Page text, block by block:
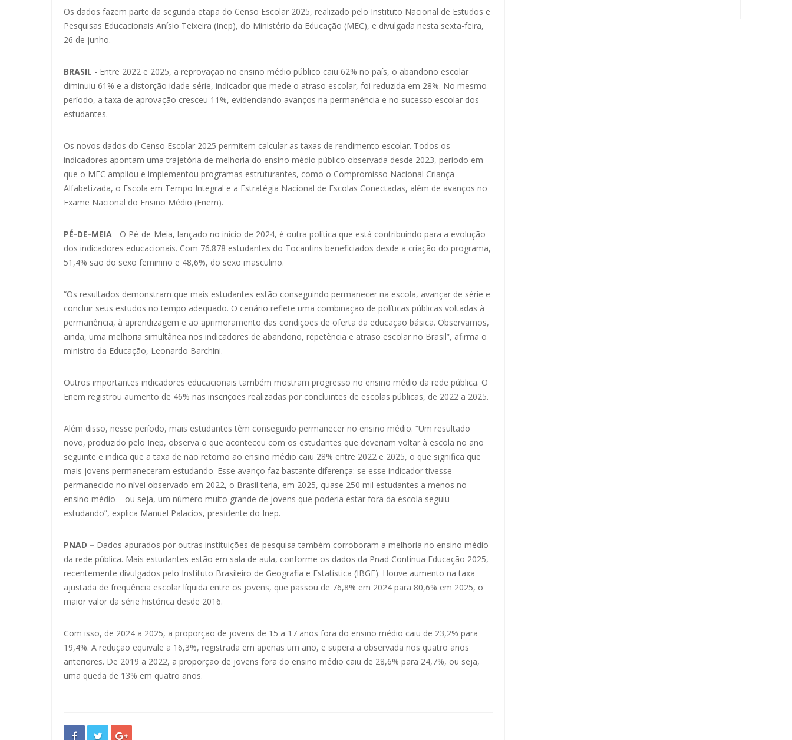
Os dados fazem parte da segunda etapa do Censo Escolar 2025, realizado pelo Instituto Nacional de Estudos e
Pesquisas Educacionais Anísio Teixeira (Inep), do Ministério da Educação (MEC), e divulgada nesta sexta-feira,
26 de junho.
BRASIL - Entre 2022 e 2025, a reprovação no ensino médio público caiu 62% no país, o abandono escolar
diminuiu 61% e a distorção idade-série, indicador que mede o atraso escolar, foi reduzida em 28%. No mesmo
período, a taxa de aprovação cresceu 11%, evidenciando avanços na permanência e no sucesso escolar dos
estudantes.
Os novos dados do Censo Escolar 2025 permitem calcular as taxas de rendimento escolar. Todos os
indicadores apontam uma trajetória de melhoria do ensino médio público observada desde 2023, período em
que o MEC ampliou e implementou programas estruturantes, como o Compromisso Nacional Criança
Alfabetizada, o Escola em Tempo Integral e a Estratégia Nacional de Escolas Conectadas, além de avanços no
Exame Nacional do Ensino Médio (Enem).
PÉ-DE-MEIA - O Pé-de-Meia, lançado no início de 2024, é outra política que está contribuindo para a evolução
dos indicadores educacionais. Com 76.878 estudantes do Tocantins beneficiados desde a criação do programa,
51,4% são do sexo feminino e 48,6%, do sexo masculino.
“Os resultados demonstram que mais estudantes estão conseguindo permanecer na escola, avançar de série e
concluir seus estudos no tempo adequado. O cenário reflete uma combinação de políticas públicas voltadas à
permanência, à aprendizagem e ao aprimoramento das condições de oferta da educação básica. Observamos,
ainda, uma melhoria simultânea nos indicadores de abandono, repetência e atraso escolar no Brasil”, afirma o
ministro da Educação, Leonardo Barchini.
Outros importantes indicadores educacionais também mostram progresso no ensino médio da rede pública. O
Enem registrou aumento de 46% nas inscrições realizadas por concluintes de escolas públicas, de 2022 a 2025.
Além disso, nesse período, mais estudantes têm conseguido permanecer no ensino médio. “Um resultado
novo, produzido pelo Inep, observa o que aconteceu com os estudantes que deveriam voltar à escola no ano
seguinte e indica que a taxa de não retorno ao ensino médio caiu 28% entre 2022 e 2025, o que significa que
mais jovens permaneceram estudando. Esse avanço faz bastante diferença: se esse indicador tivesse
permanecido no nível observado em 2022, o Brasil teria, em 2025, quase 250 mil estudantes a menos no
ensino médio – ou seja, um número muito grande de jovens que poderia estar fora da escola seguiu
estudando”, explica Manuel Palacios, presidente do Inep.
PNAD – Dados apurados por outras instituições de pesquisa também corroboram a melhoria no ensino médio
da rede pública. Mais estudantes estão em sala de aula, conforme os dados da Pnad Contínua Educação 2025,
recentemente divulgados pelo Instituto Brasileiro de Geografia e Estatística (IBGE). Houve aumento na taxa
ajustada de frequência escolar líquida entre os jovens, que passou de 76,8% em 2024 para 80,6% em 2025, o
maior valor da série histórica desde 2016.
Com isso, de 2024 a 2025, a proporção de jovens de 15 a 17 anos fora do ensino médio caiu de 23,2% para
19,4%. A redução equivale a 16,3%, registrada em apenas um ano, e supera a observada nos quatro anos
anteriores. De 2019 a 2022, a proporção de jovens fora do ensino médio caiu de 28,6% para 24,7%, ou seja,
uma queda de 13% em quatro anos.